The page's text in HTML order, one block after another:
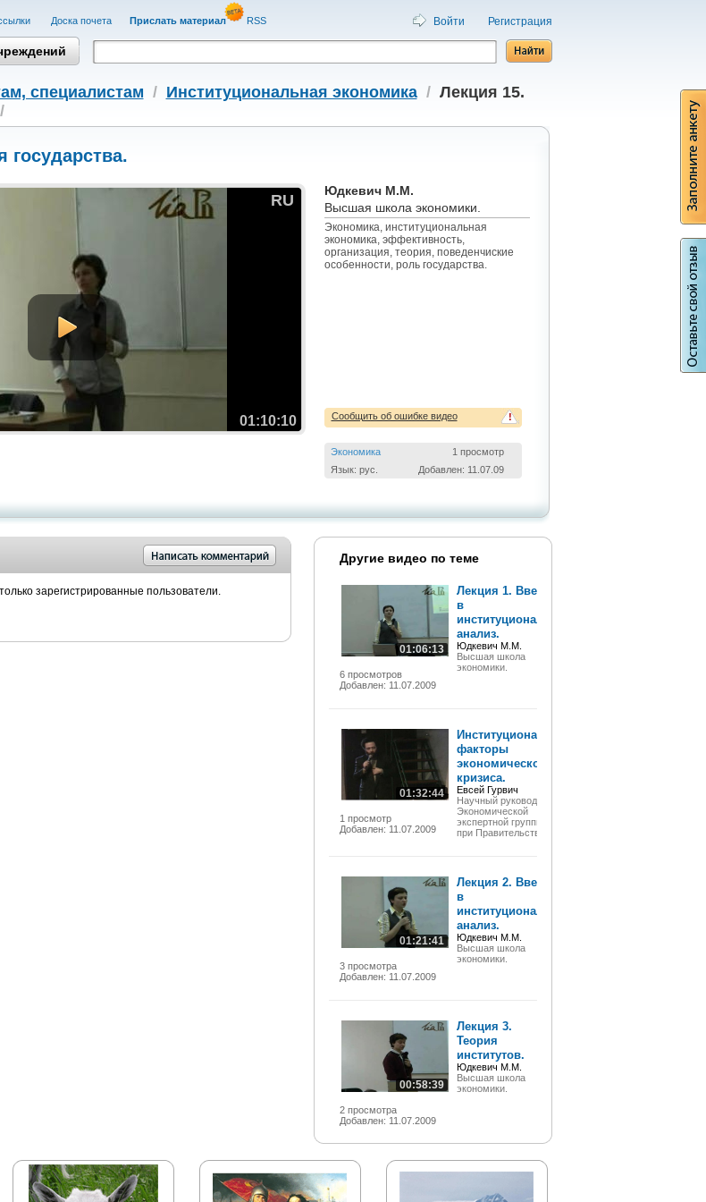
Доска почета Прислать материал RSS Войти Регистрация
cпециалистам / Институциональная экономика/ Лекция 15.
/
государства.
RU
01:10:10
Юдкевич М.М.
Высшая школа экономики.
Экономика, институциональная
экономика, эффективность,
организация, теория, поведенчиские
особенности, роль государства.
!
Сообщить об ошибке видео
Экономика
1 просмотр
Язык: рус.
Добавлен: 11.07.09
зарегистрированные пользователи.
Другие видео по теме
01:06:13
6 просмотров
Добавлен: 11.07.2009
Лекция 1. Введение
в
институциональный
анализ.
Юдкевич М.М.
Высшая школа
экономики.
01:32:44
1 просмотр
Добавлен: 11.07.2009
Институциональные
факторы
экономического
кризиса.
Евсей Гурвич
Научный руководитель
Экономической
экспертной группы (ЭЭГ)
при Правительстве РФ
01:21:41
3 просмотра
Добавлен: 11.07.2009
Лекция 2. Введение
в
институциональный
анализ.
Юдкевич М.М.
Высшая школа
экономики.
00:58:39
2 просмотра
Добавлен: 11.07.2009
Лекция 3.
Теория
институтов.
Юдкевич М.М.
Высшая школа
экономики.